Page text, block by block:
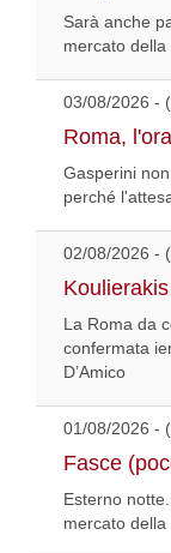
Sarà anche
mercato
03/08/2026 -
Roma,
Gasperini
perché
02/08/2026 -
La Roma da
confermata
D’Amico
01/08/2026 -
Fasce
Esterno
mercato